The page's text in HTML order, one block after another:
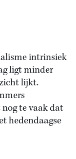
intrinsiek
ligt minder
lijkt.
te vaak dat
hedendaagse